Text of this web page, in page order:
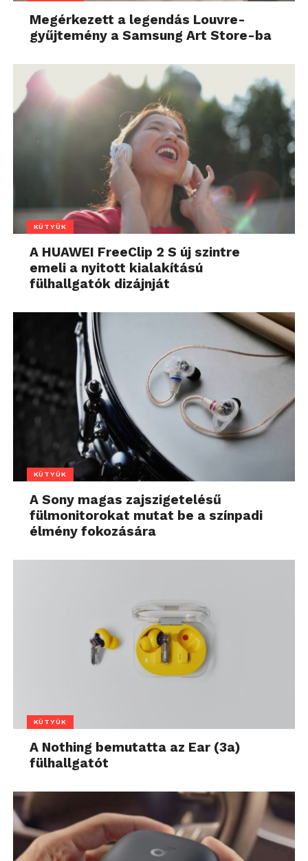
Megérkezett a legendás Louvre-
gyűjtemény a Samsung Art Store-ba
KÜTYÜK
A HUAWEI FreeClip 2 S új szintre
emeli a nyitott kialakítású
fülhallgatók dizájnját
KÜTYÜK
A Sony magas zajszigetelésű
fülmonitorokat mutat be a színpadi
élmény fokozására
KÜTYÜK
A Nothing bemutatta az Ear (3a)
fülhallgatót